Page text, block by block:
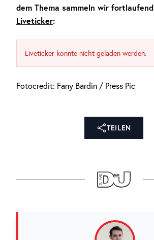
dem Thema sammeln wir fortlaufend
Liveticker:
Liveticker konnte nicht geladen werden.
Fotocredit: Fany Bardin / Press Pic
TEILEN